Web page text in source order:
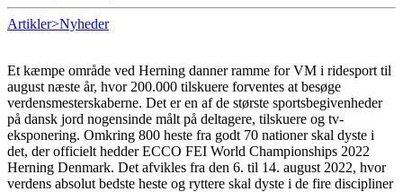
Artikler>Nyheder
Et kæmpe område ved Herning danner ramme for VM i ridesport til
august næste år, hvor 200.000 tilskuere forventes at besøge
verdensmesterskaberne. Det er en af de største sportsbegivenheder
på dansk jord nogensinde målt på deltagere, tilskuere og tv-
eksponering. Omkring 800 heste fra godt 70 nationer skal dyste i
det, der officielt hedder ECCO FEI World Championships 2022
Herning Denmark. Det afvikles fra den 6. til 14. august 2022, hvor
verdens absolut bedste heste og ryttere skal dyste i de fire discipliner